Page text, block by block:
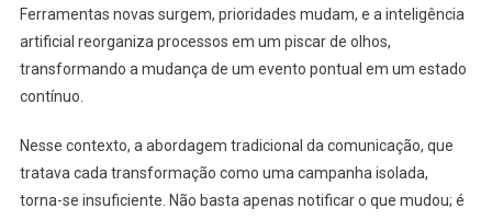
Contínua
Ferramentas novas surgem, prioridades mudam, e a inteligência
artificial reorganiza processos em um piscar de olhos,
transformando a mudança de um evento pontual em um estado
contínuo.
Nesse contexto, a abordagem tradicional da comunicação, que
tratava cada transformação como uma campanha isolada,
torna-se insuficiente. Não basta apenas notificar o que mudou; é